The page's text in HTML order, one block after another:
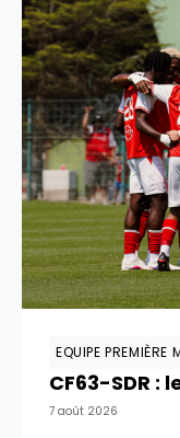
EQUIPE PREMIÈRE
CF63-SDR :
7 août 2026